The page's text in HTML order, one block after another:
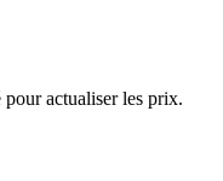
actualiser les prix.